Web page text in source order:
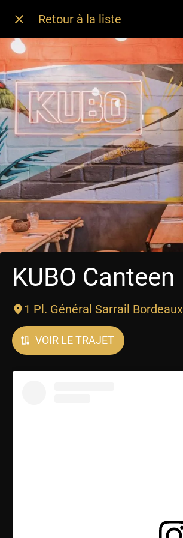
Retour à la liste
KUBO Canteen
1 Pl. Général Sarrail Bordeaux
VOIR LE TRAJET